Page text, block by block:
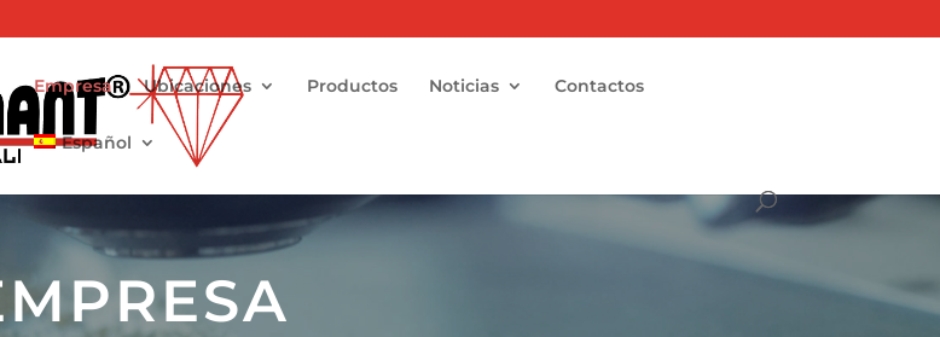
Empresa Ubicaciones Productos Noticias Contactos
Español